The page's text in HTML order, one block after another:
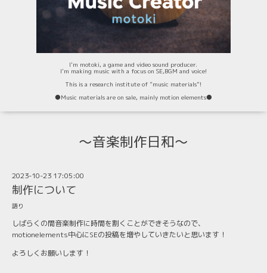
I'm motoki, a game and video sound producer.
I'm making music with a focus on SE,BGM and voice!
This is a research institute of "music materials"!
⚫️Music materials are on sale, mainly motion elements⚫️
〜音楽制作日和〜
2023-10-23 17:05:00
制作について
語り
しばらくの間音楽制作に時間を割くことができそうなので、
motionelements中心にSEの投稿を増やしていきたいと思います！
よろしくお願いします！